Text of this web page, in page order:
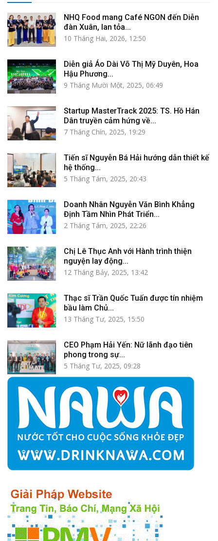
NHQ Food mang Café NGON đến Diễn
đàn Xuân, lan tỏa...
10 Tháng Hai, 2026, 12:50
Diễn giả Áo Dài Võ Thị Mỹ Duyên, Hoa
Hậu Phương...
9 Tháng Mười Một, 2025, 06:49
Startup MasterTrack 2025: TS. Hồ Hán
Dân truyền cảm hứng về...
7 Tháng Chín, 2025, 19:29
Tiến sĩ Nguyễn Bá Hải hướng dẫn thiết kế
hệ thống...
5 Tháng Tám, 2025, 20:43
Doanh Nhân Nguyễn Văn Bình Khẳng
Định Tầm Nhìn Phát Triển...
2 Tháng Tám, 2025, 22:26
Chị Lê Thục Anh với Hành trình thiện
nguyện lay động...
12 Tháng Bảy, 2025, 13:42
Thạc sĩ Trần Quốc Tuấn được tín nhiệm
bầu làm Chủ...
13 Tháng Tư, 2025, 15:50
CEO Phạm Hải Yến: Nữ lãnh đạo tiên
phong trong sự...
5 Tháng Tư, 2025, 09:28